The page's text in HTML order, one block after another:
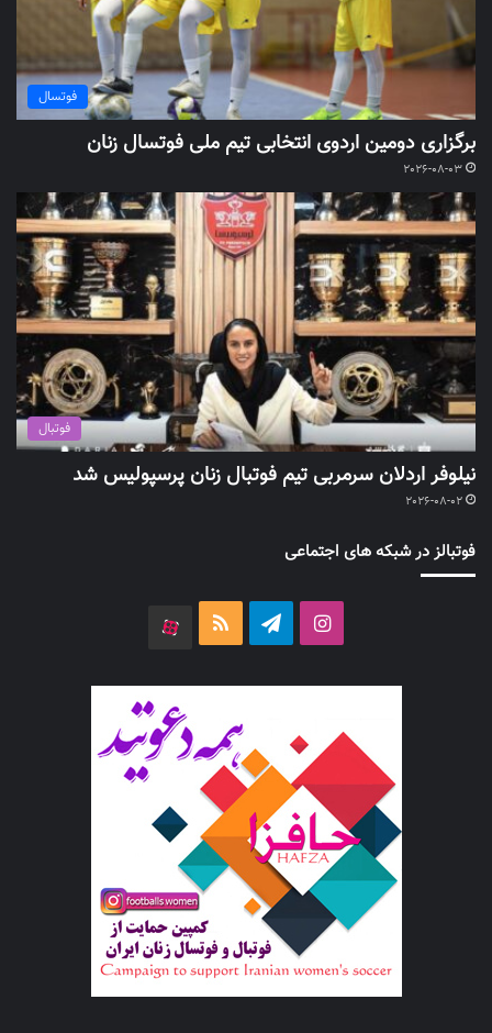
فوتسال
برگزاری دومین اردوی انتخابی تیم ملی فوتسال زنان
2026-08-03
فوتبال
نیلوفر اردلان سرمربی تیم فوتبال زنان پرسپولیس شد
2026-08-02
فوتبالز در شبکه های اجتماعی
اینستاگرامتلگرام خوراک